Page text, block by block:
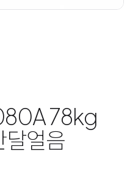
78kg
달얼음